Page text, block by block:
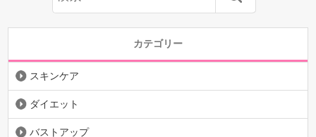
カテゴリー
スキンケア
ダイエット
バストアップ